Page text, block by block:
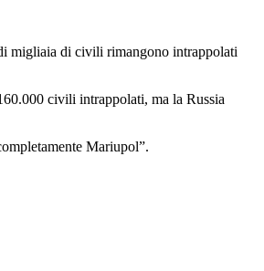
migliaia di civili rimangono intrappolati
civili intrappolati, ma la Russia
Mariupol”.